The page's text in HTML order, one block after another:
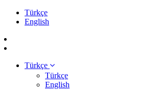
Türkçe
English
Türkçe
Türkçe
English